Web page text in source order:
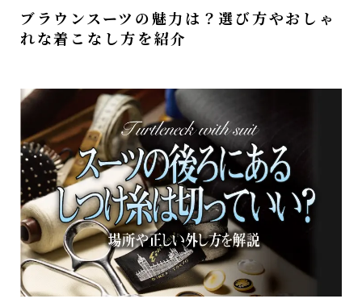
ブラウンスーツの魅力は？選び方やおしゃ
れな着こなし方を紹介